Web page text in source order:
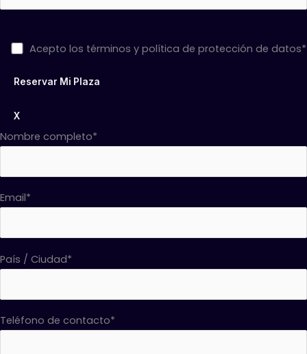
Acepto los términos y política de protección de datos*
X
Nombre completo*
Email*
País / Ciudad*
Teléfono de contacto*